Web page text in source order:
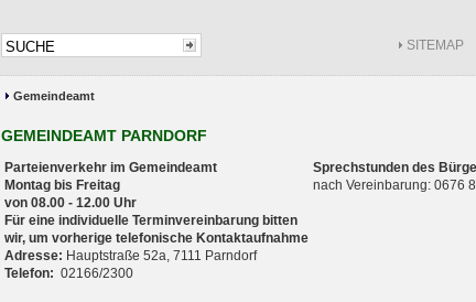
SITEMAP
Gemeindeamt
GEMEINDEAMT PARNDORF
Parteienverkehr im Gemeindeamt
Montag bis Freitag
von 08.00 - 12.00 Uhr
Für eine individuelle Terminvereinbarung bitten
wir, um vorherige telefonische Kontaktaufnahme
Adresse: Hauptstraße 52a, 7111 Parndorf
Telefon: 02166/2300
Sprechstunden des
nach Vereinbarung: 0676